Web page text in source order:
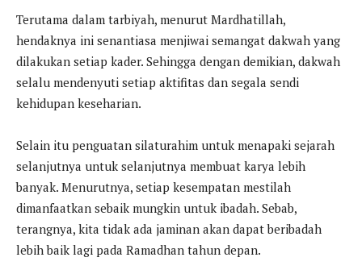
Terutama dalam tarbiyah, menurut Mardhatillah,
hendaknya ini senantiasa menjiwai semangat dakwah yang
dilakukan setiap kader. Sehingga dengan demikian, dakwah
selalu mendenyuti setiap aktifitas dan segala sendi
kehidupan keseharian.
Selain itu penguatan silaturahim untuk menapaki sejarah
selanjutnya untuk selanjutnya membuat karya lebih
banyak. Menurutnya, setiap kesempatan mestilah
dimanfaatkan sebaik mungkin untuk ibadah. Sebab,
terangnya, kita tidak ada jaminan akan dapat beribadah
lebih baik lagi pada Ramadhan tahun depan.